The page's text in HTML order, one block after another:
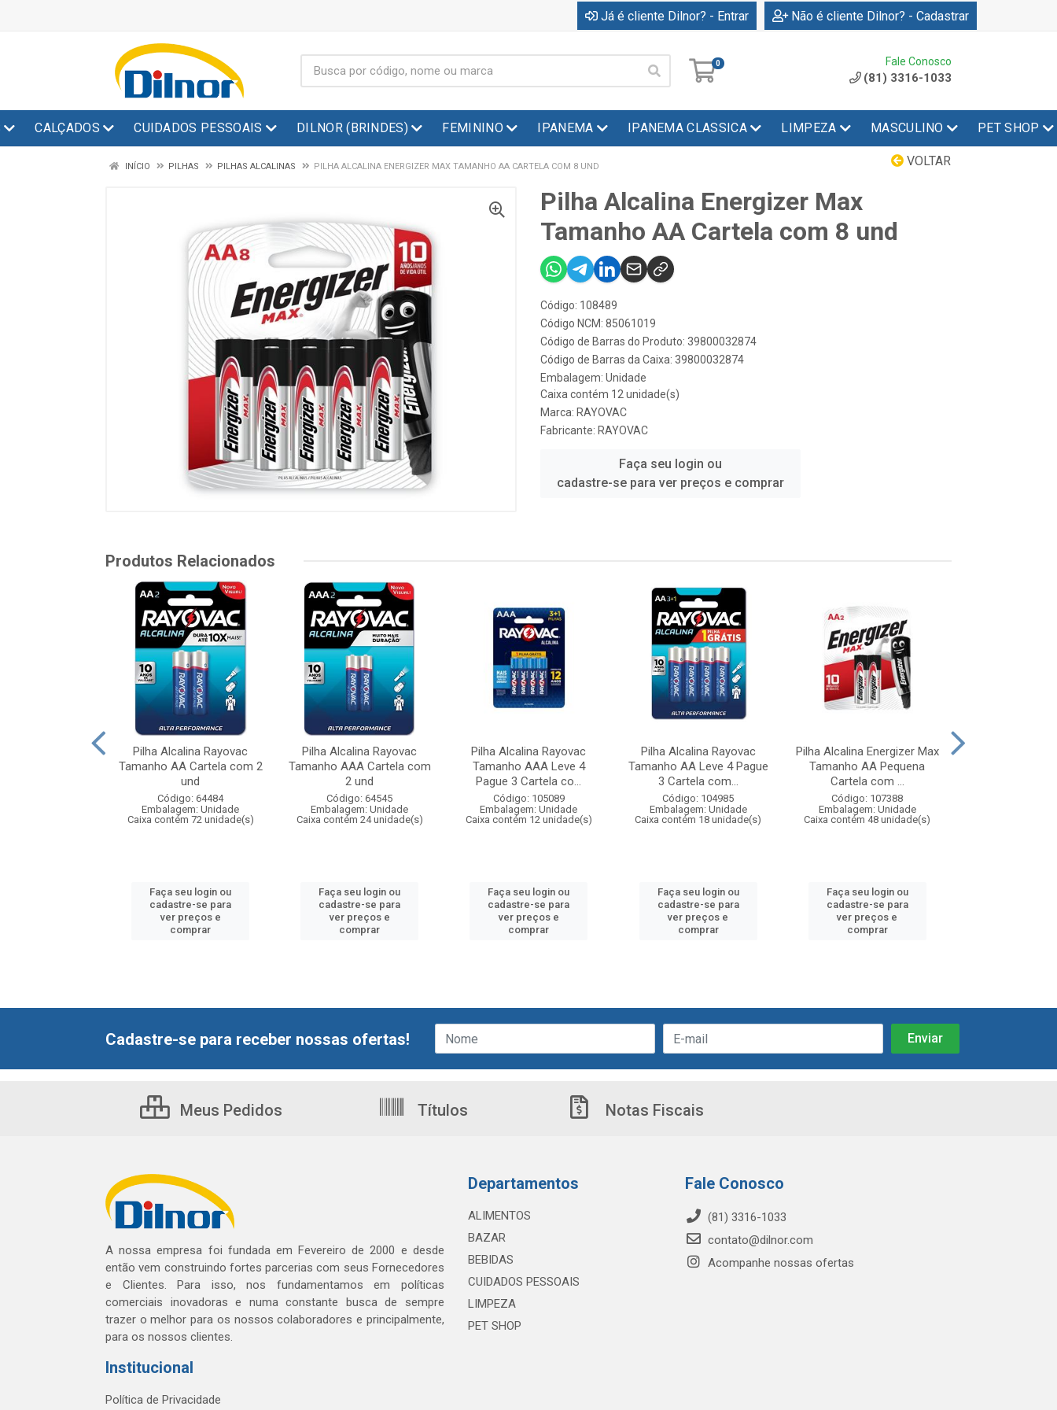
Já é cliente Dilnor? - Entrar Não é cliente Dilnor? - Cadastrar
0 Fale Conosco
(81) 3316-1033
CALÇADOS CUIDADOS PESSOAIS DILNOR (BRINDES) FEMININO IPANEMA IPANEMA CLASSICA LIMPEZA MASCULINO PET SHOP
VOLTAR
INÍCIO PILHAS PILHAS ALCALINAS PILHA ALCALINA ENERGIZER MAX TAMANHO AA CARTELA COM 8 UND
Pilha Alcalina Energizer Max
Tamanho AA Cartela com 8 und
Código: 108489
Código NCM: 85061019
Código de Barras do Produto: 39800032874
Código de Barras da Caixa: 39800032874
Embalagem: Unidade
Caixa contém 12 unidade(s)
Marca: RAYOVAC
Fabricante: RAYOVAC
Faça seu login ou
cadastre-se para ver preços e comprar
Produtos Relacionados
Pilha Alcalina Rayovac
Tamanho AA Cartela com 2
und
Código: 64484
Embalagem: Unidade
Caixa contém 72 unidade(s)
Faça seu login ou
cadastre-se para
ver preços e
comprar
Pilha Alcalina Rayovac
Tamanho AAA Cartela com
2 und
Código: 64545
Embalagem: Unidade
Caixa contém 24 unidade(s)
Faça seu login ou
cadastre-se para
ver preços e
comprar
Pilha Alcalina Rayovac
Tamanho AAA Leve 4
Pague 3 Cartela co...
Código: 105089
Embalagem: Unidade
Caixa contém 12 unidade(s)
Faça seu login ou
cadastre-se para
ver preços e
comprar
Pilha Alcalina Rayovac
Tamanho AA Leve 4 Pague
3 Cartela com...
Código: 104985
Embalagem: Unidade
Caixa contém 18 unidade(s)
Faça seu login ou
cadastre-se para
ver preços e
comprar
Pilha Alcalina Energizer Max
Tamanho AA Pequena
Cartela com ...
Código: 107388
Embalagem: Unidade
Caixa contém 48 unidade(s)
Faça seu login ou
cadastre-se para
ver preços e
comprar
Cadastre-se para receber nossas ofertas!
Meus Pedidos Títulos Notas Fiscais
A nossa empresa foi fundada em Fevereiro de 2000 e desde
então vem construindo fortes parcerias com seus Fornecedores
e Clientes. Para isso, nos fundamentamos em políticas
comerciais inovadoras e numa constante busca de sempre
trazer o melhor para os nossos colaboradores e principalmente,
para os nossos clientes.
Institucional
Política de Privacidade
Departamentos
ALIMENTOS
BAZAR
BEBIDAS
CUIDADOS PESSOAIS
LIMPEZA
PET SHOP
Fale Conosco
(81) 3316-1033
contato@dilnor.com
Acompanhe nossas ofertas